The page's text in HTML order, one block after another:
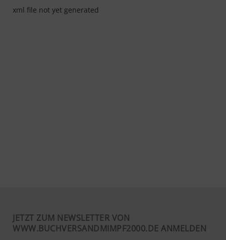
xml file not yet generated
JETZT ZUM NEWSLETTER VON
WWW.BUCHVERSANDMIMPF2000.DE ANMELDEN